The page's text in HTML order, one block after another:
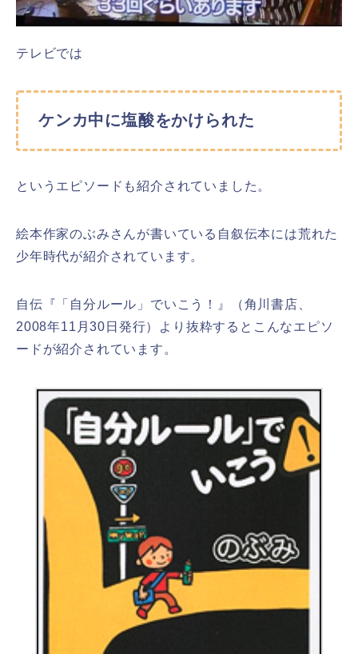
テレビでは
ケンカ中に塩酸をかけられた
というエピソードも紹介されていました。
絵本作家のぶみさんが書いている自叙伝本には荒れた
少年時代が紹介されています。
自伝『「自分ルール」でいこう！』（角川書店、
2008年11月30日発行）より抜粋するとこんなエピソ
ードが紹介されています。